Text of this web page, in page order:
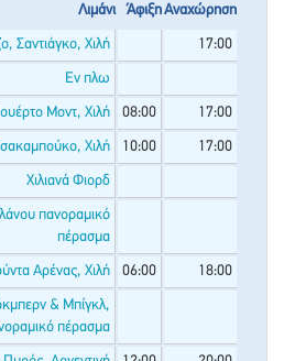
Λιμάνι ΆφιξηΑναχώρηση
Σαντιάγκο, Χιλή 17:00
Εν πλω
Μοντ, Χιλή 08:00 17:00
Χιλή 10:00 17:00
Χιλιανά Φιορδ
πανοραμικό
πέρασμα
Αρένας, Χιλή 06:00 18:00
& Μπίγκλ,
πέρασμα